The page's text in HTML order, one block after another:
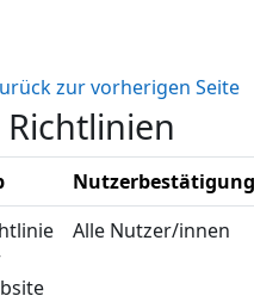
zur vorherigen Seite
Nutzerbestätigung
Alle Nutzer/innen